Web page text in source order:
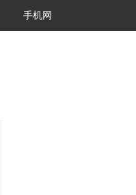
手机网